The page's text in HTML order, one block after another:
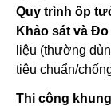
Quy trình ốp
Khảo sát và
liệu (thường
tiêu chuẩn/
Thi công